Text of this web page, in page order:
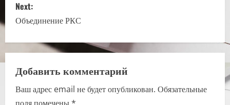
s
t
n
a
v
Next:
Объединение РКС
Добавить комментарий
Ваш адрес email не будет опубликован. Обязательные